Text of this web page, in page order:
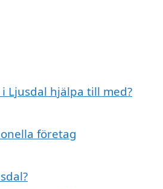
Ljusdal hjälpa till med?
företag